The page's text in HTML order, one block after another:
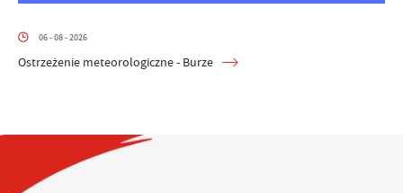
06 - 08 - 2026
Ostrzeżenie meteorologiczne - Burze